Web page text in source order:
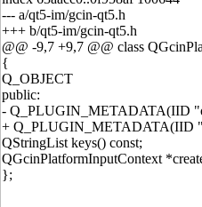
--- a/qt5-im/gcin-qt5.h
+++ b/qt5-im/gcin-qt5.h
@@ -9,7 +9,7 @@ class
{
Q_OBJECT
public:
- Q_PLUGIN_METADATA(IID
+ Q_PLUGIN_METADATA(IID
QStringList keys() const;
QGcinPlatformInputContext
};